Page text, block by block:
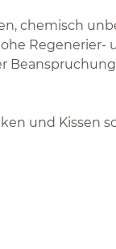
chemisch
Regenerier-
und Kissen